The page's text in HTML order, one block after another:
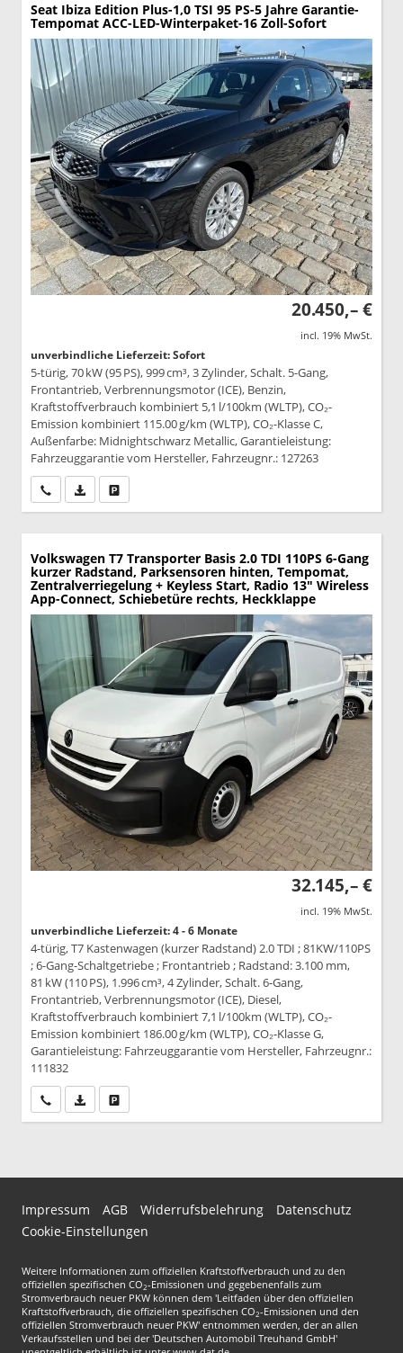
Seat Ibiza Edition Plus-1,0 TSI 95 PS-5 Jahre Garantie-
Tempomat ACC-LED-Winterpaket-16 Zoll-Sofort
20.450,– €
incl. 19% MwSt.
unverbindliche Lieferzeit: Sofort
5-türig, 70 kW (95 PS), 999 cm³, 3 Zylinder, Schalt. 5-Gang,
Frontantrieb, Verbrennungsmotor (ICE), Benzin,
Kraftstoffverbrauch kombiniert 5,1 l/100km (WLTP), CO₂-
Emission kombiniert 115.00 g/km (WLTP), CO₂-Klasse C,
Außenfarbe: Midnightschwarz Metallic, Garantieleistung:
Fahrzeuggarantie vom Hersteller, Fahrzeugnr.: 127263
Wir rufen Sie anPDF-Datei, Fahrzeugexposé drucken
Volkswagen T7 Transporter Basis 2.0 TDI 110PS 6-Gang
kurzer Radstand, Parksensoren hinten, Tempomat,
Zentralverriegelung + Keyless Start, Radio 13" Wireless
App-Connect, Schiebetüre rechts, Heckklappe
32.145,– €
incl. 19% MwSt.
unverbindliche Lieferzeit: 4 - 6 Monate
4-türig, T7 Kastenwagen (kurzer Radstand) 2.0 TDI ; 81KW/110PS
; 6-Gang-Schaltgetriebe ; Frontantrieb ; Radstand: 3.100 mm,
81 kW (110 PS), 1.996 cm³, 4 Zylinder, Schalt. 6-Gang,
Frontantrieb, Verbrennungsmotor (ICE), Diesel,
Kraftstoffverbrauch kombiniert 7,1 l/100km (WLTP), CO₂-
Emission kombiniert 186.00 g/km (WLTP), CO₂-Klasse G,
Garantieleistung: Fahrzeuggarantie vom Hersteller, Fahrzeugnr.:
111832
Wir rufen Sie anPDF-Datei, Fahrzeugexposé drucken
Impressum AGB Widerrufsbelehrung
Datenschutz
Cookie-Einstellungen
Weitere Informationen zum offiziellen Kraftstoffverbrauch und zu den
offiziellen spezifischen CO2-Emissionen und gegebenenfalls zum
Stromverbrauch neuer PKW können dem 'Leitfaden über den offiziellen
Kraftstoffverbrauch, die offiziellen spezifischen CO2-Emissionen und den
offiziellen Stromverbrauch neuer PKW' entnommen werden, der an allen
Verkaufsstellen und bei der 'Deutschen Automobil Treuhand GmbH'